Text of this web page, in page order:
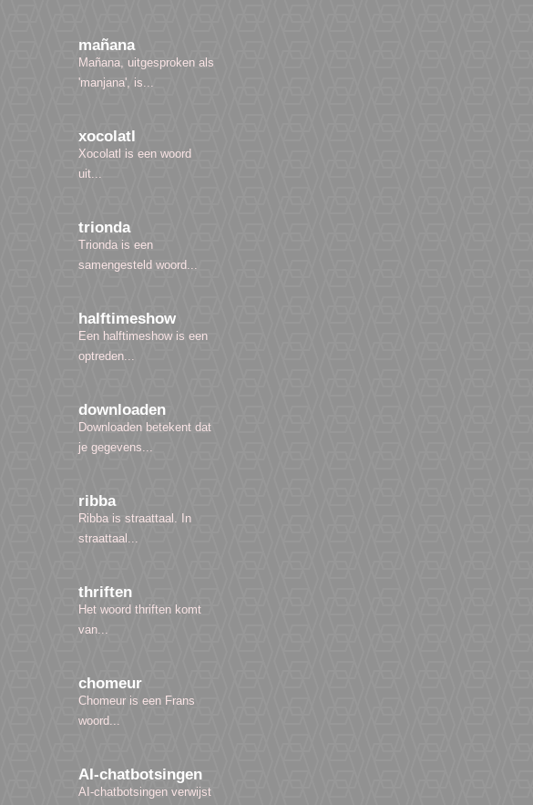
mañana
Mañana, uitgesproken als
'manjana', is...
xocolatl
Xocolatl is een woord
uit...
trionda
Trionda is een
samengesteld woord...
halftimeshow
Een halftimeshow is een
optreden...
downloaden
Downloaden betekent dat
je gegevens...
ribba
Ribba is straattaal. In
straattaal...
thriften
Het woord thriften komt
van...
chomeur
Chomeur is een Frans
woord...
AI-chatbotsingen
AI-chatbotsingen verwijst